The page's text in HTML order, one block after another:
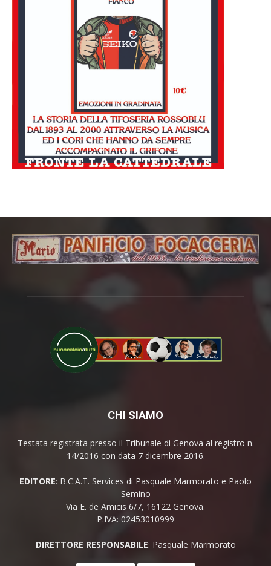
CHI SIAMO
Testata registrata presso il Tribunale di Genova al registro n.
14/2016 con data 7 dicembre 2016.
EDITORE: B.C.A.T. Services di Pasquale Marmorato e Paolo
Semino
Via E. de Amicis 6/7, 16122 Genova.
P.IVA: 02453010999
DIRETTORE RESPONSABILE: Pasquale Marmorato